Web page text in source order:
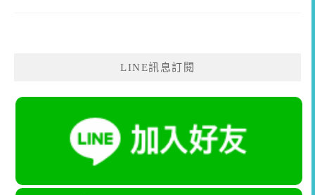
LINE訊息訂閱